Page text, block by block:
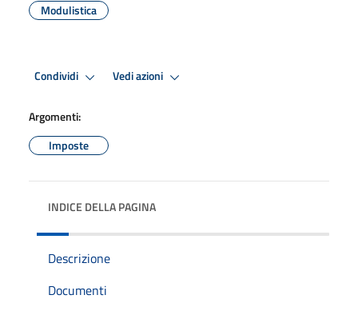
Modulistica
Condividi Vedi azioni
Argomenti:
Imposte
INDICE DELLA PAGINA
Descrizione
Documenti